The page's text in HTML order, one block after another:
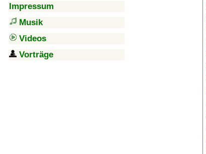
Impressum
Musik
Videos
Vorträge